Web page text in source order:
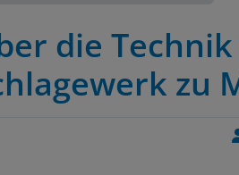
die
zu